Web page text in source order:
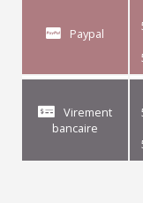
Paypal
Virement
bancaire